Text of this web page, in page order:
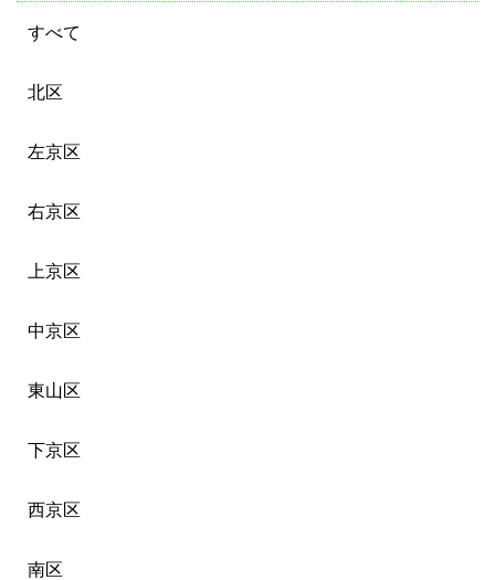
すべて
北区
左京区
右京区
上京区
中京区
東山区
下京区
西京区
南区